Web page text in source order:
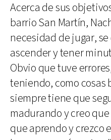
Acerca de sus
barrio San Martín,
necesidad de jugar,
ascender y tener
Obvio que tuve
teniendo, como cosas
siempre tiene que
madurando y creo
que aprendo y crezco